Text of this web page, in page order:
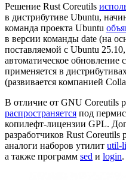
Решение Rust Coreutils
в дистрибутиве Ubuntu,
команда проекта Ubuntu
в версии команды date (на
поставляемой с Ubuntu 25.10,
автоматическое
применяется в
(развивается компанией
В отличие от GNU Coreutils
распространяется под
копилефт‑лицензии GPL.
разработчиков Rust Coreutils
аналоги наборов утилит
а также программ sed и login.